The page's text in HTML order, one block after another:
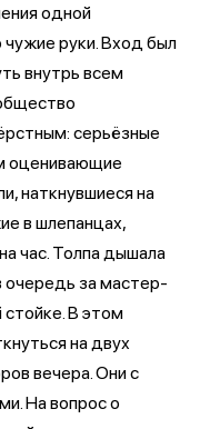
одной
руки. Вход был
внутрь всем
серьёзные
оценивающие
наткнувшиеся на
в шлепанцах,
час. Толпа дышала
очередь за мастер-
стойке. В этом
на двух
вечера. Они с
На вопрос о